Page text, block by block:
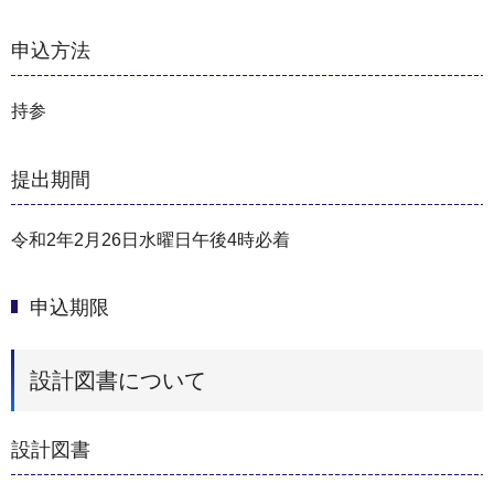
申込方法
持参
提出期間
令和2年2月26日水曜日午後4時必着
申込期限
設計図書について
設計図書